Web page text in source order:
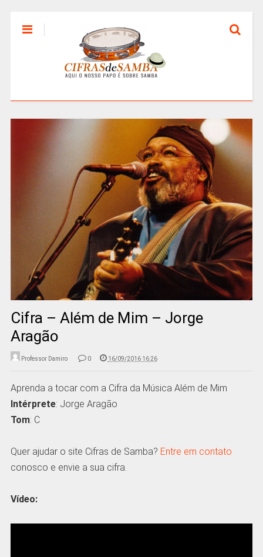
Cifra – Além de Mim – Jorge
Aragão
Professor Damiro 0 16/09/2016 16:26
Aprenda a tocar com a Cifra da Música Além de Mim
Intérprete: Jorge Aragão
Tom: C
Quer ajudar o site Cifras de Samba? Entre em contato
conosco e envie a sua cifra.
Vídeo: